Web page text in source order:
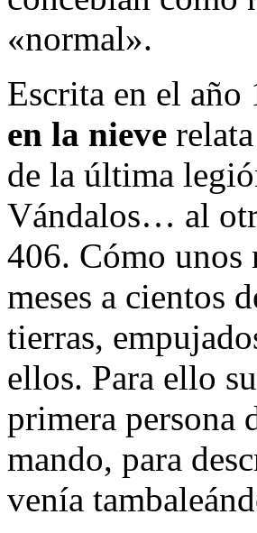
«normal».
Escrita en el año
en la nieve
de la última
Vándalos… al
406. Cómo unos
meses a cientos
tierras,
ellos. Para ello
primera persona
mando, para
venía